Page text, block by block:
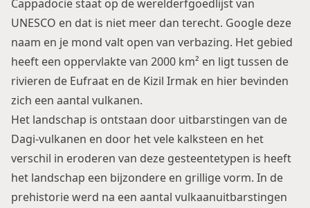
Cappadocië staat op de werelderfgoedlijst van
UNESCO en dat is niet meer dan terecht. Google deze
naam en je mond valt open van verbazing. Het gebied
heeft een oppervlakte van 2000 km² en ligt tussen de
rivieren de Eufraat en de Kizil Irmak en hier bevinden
zich een aantal vulkanen.
Het landschap is ontstaan door uitbarstingen van de
Dagi-vulkanen en door het vele kalksteen en het
verschil in eroderen van deze gesteentetypen is heeft
het landschap een bijzondere en grillige vorm. In de
prehistorie werd na een aantal vulkaanuitbarstingen